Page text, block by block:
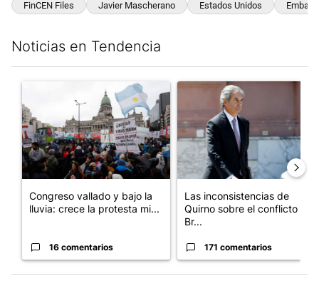
FinCEN Files Javier Mascherano Estados Unidos
Noticias en Tendencia
Un artículo de tendencia con el título "Congreso vallado y
Congreso vallado y bajo la
lluvia: crece la protesta mi...
16 comentarios
Un artículo de tendencia con
Las inconsistencias de
Quirno sobre el conflicto con
Br...
171 comentarios